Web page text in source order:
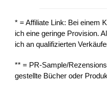
* = Affiliate Link: Bei einem
ich eine geringe Provision.
ich an qualifizierten
** = PR-Sample/
gestellte Bücher oder